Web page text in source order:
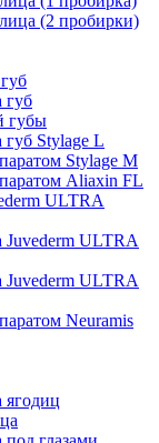
(2 пробирки)
губ
губы
губ Stylage L
Stylage M
Aliaxin FL
ULTRA
Juvederm ULTRA
Juvederm ULTRA
Neuramis
ягодиц